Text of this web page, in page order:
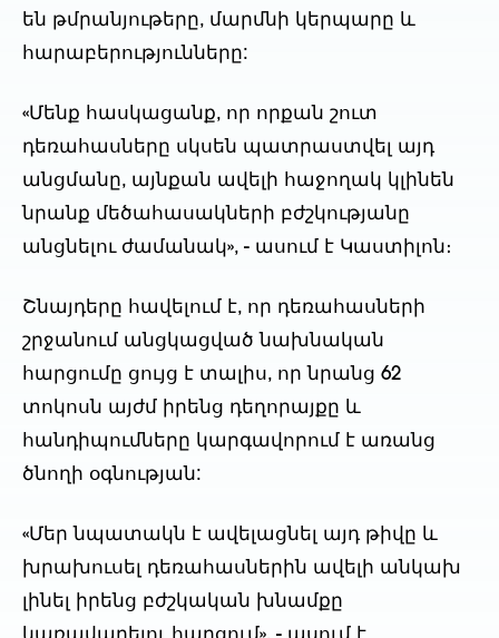
են թմրանյութերը, մարմնի կերպարը և
հարաբերությունները:
«Մենք հասկացանք, որ որքան շուտ
դեռահասները սկսեն պատրաստվել այդ
անցմանը, այնքան ավելի հաջողակ կլինեն
նրանք մեծահասակների բժշկությանը
անցնելու ժամանակ», - ասում է Կաստիլոն։
Շնայդերը հավելում է, որ դեռահասների
շրջանում անցկացված նախնական
հարցումը ցույց է տալիս, որ նրանց 62
տոկոսն այժմ իրենց դեղորայքը և
հանդիպումները կարգավորում է առանց
ծնողի օգնության:
«Մեր նպատակն է ավելացնել այդ թիվը և
խրախուսել դեռահասներին ավելի անկախ
լինել իրենց բժշկական խնամքը